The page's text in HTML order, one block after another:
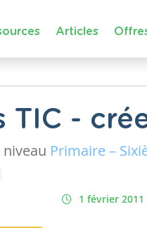
Articles
TIC -
niveau Primaire –
1 février 2011